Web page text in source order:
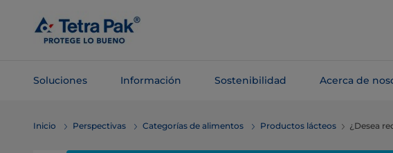
contenido
principal
Soluciones Información Sostenibilidad Acerca de
navegación
Inicio Perspectivas Categorías de alimentos Productos lácteos ¿Desea